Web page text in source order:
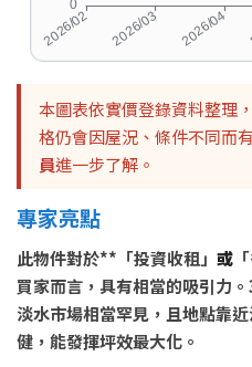
本圖表依實價登錄資料整理
格仍會因屋況、條件不同而
員進一步了解。
專家亮點
此物件對於**「投資收租」 或
買家而言，具有相當的吸引力
淡水市場相當罕見，且地點靠
健，能發揮坪效最大化。